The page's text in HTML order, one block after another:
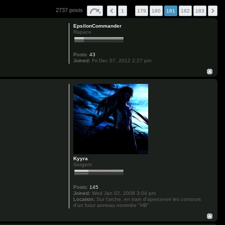
2737 posts 1 179 180 181 182 183
EpsilonCommander
Rapace
Posts: 43
Joined: Fri Dec 07, 2012 2:27 pm
Kyyra
Sergent
Posts: 145
Joined: Wed Jan 02, 2008 3:04 pm
Location: Sur l'arche, en train d'apercevoir les contours
d'un futur anneau nommée "HB"